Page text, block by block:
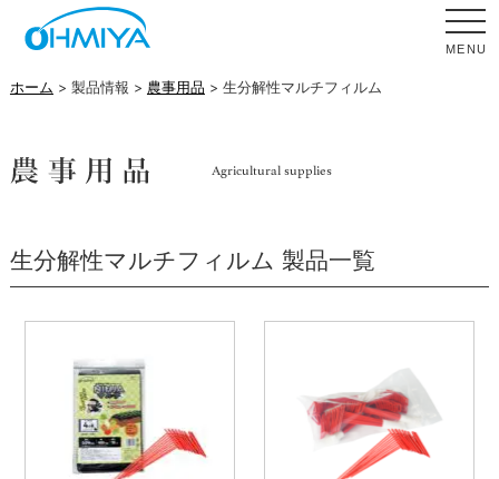
MENU
ホーム > 製品情報 > 農事用品 > 生分解性マルチフィルム
生分解性マルチフィルム 製品一覧